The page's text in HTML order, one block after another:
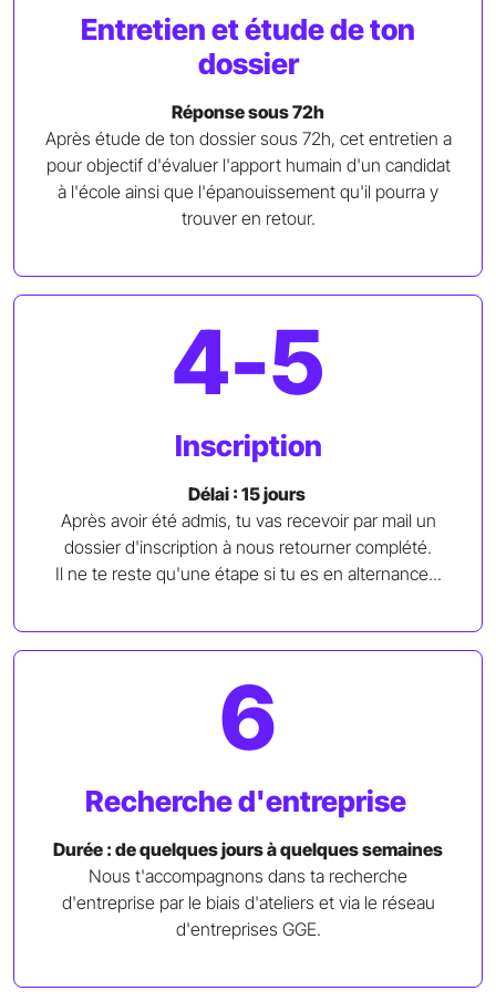
Entretien et étude de ton
dossier
Réponse sous 72h
Après étude de ton dossier sous 72h, cet entretien a
pour objectif d'évaluer l'apport humain d'un candidat
à l'école ainsi que l'épanouissement qu'il pourra y
trouver en retour.
4-5
Inscription
Délai : 15 jours
Après avoir été admis, tu vas recevoir par mail un
dossier d'inscription à nous retourner complété.
Il ne te reste qu'une étape si tu es en alternance...
6
Recherche d'entreprise
Durée : de quelques jours à quelques semaines
Nous t'accompagnons dans ta recherche
d'entreprise par le biais d'ateliers et via le réseau
d'entreprises GGE.